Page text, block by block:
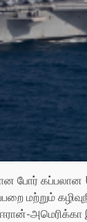
போர்
மற்றும்